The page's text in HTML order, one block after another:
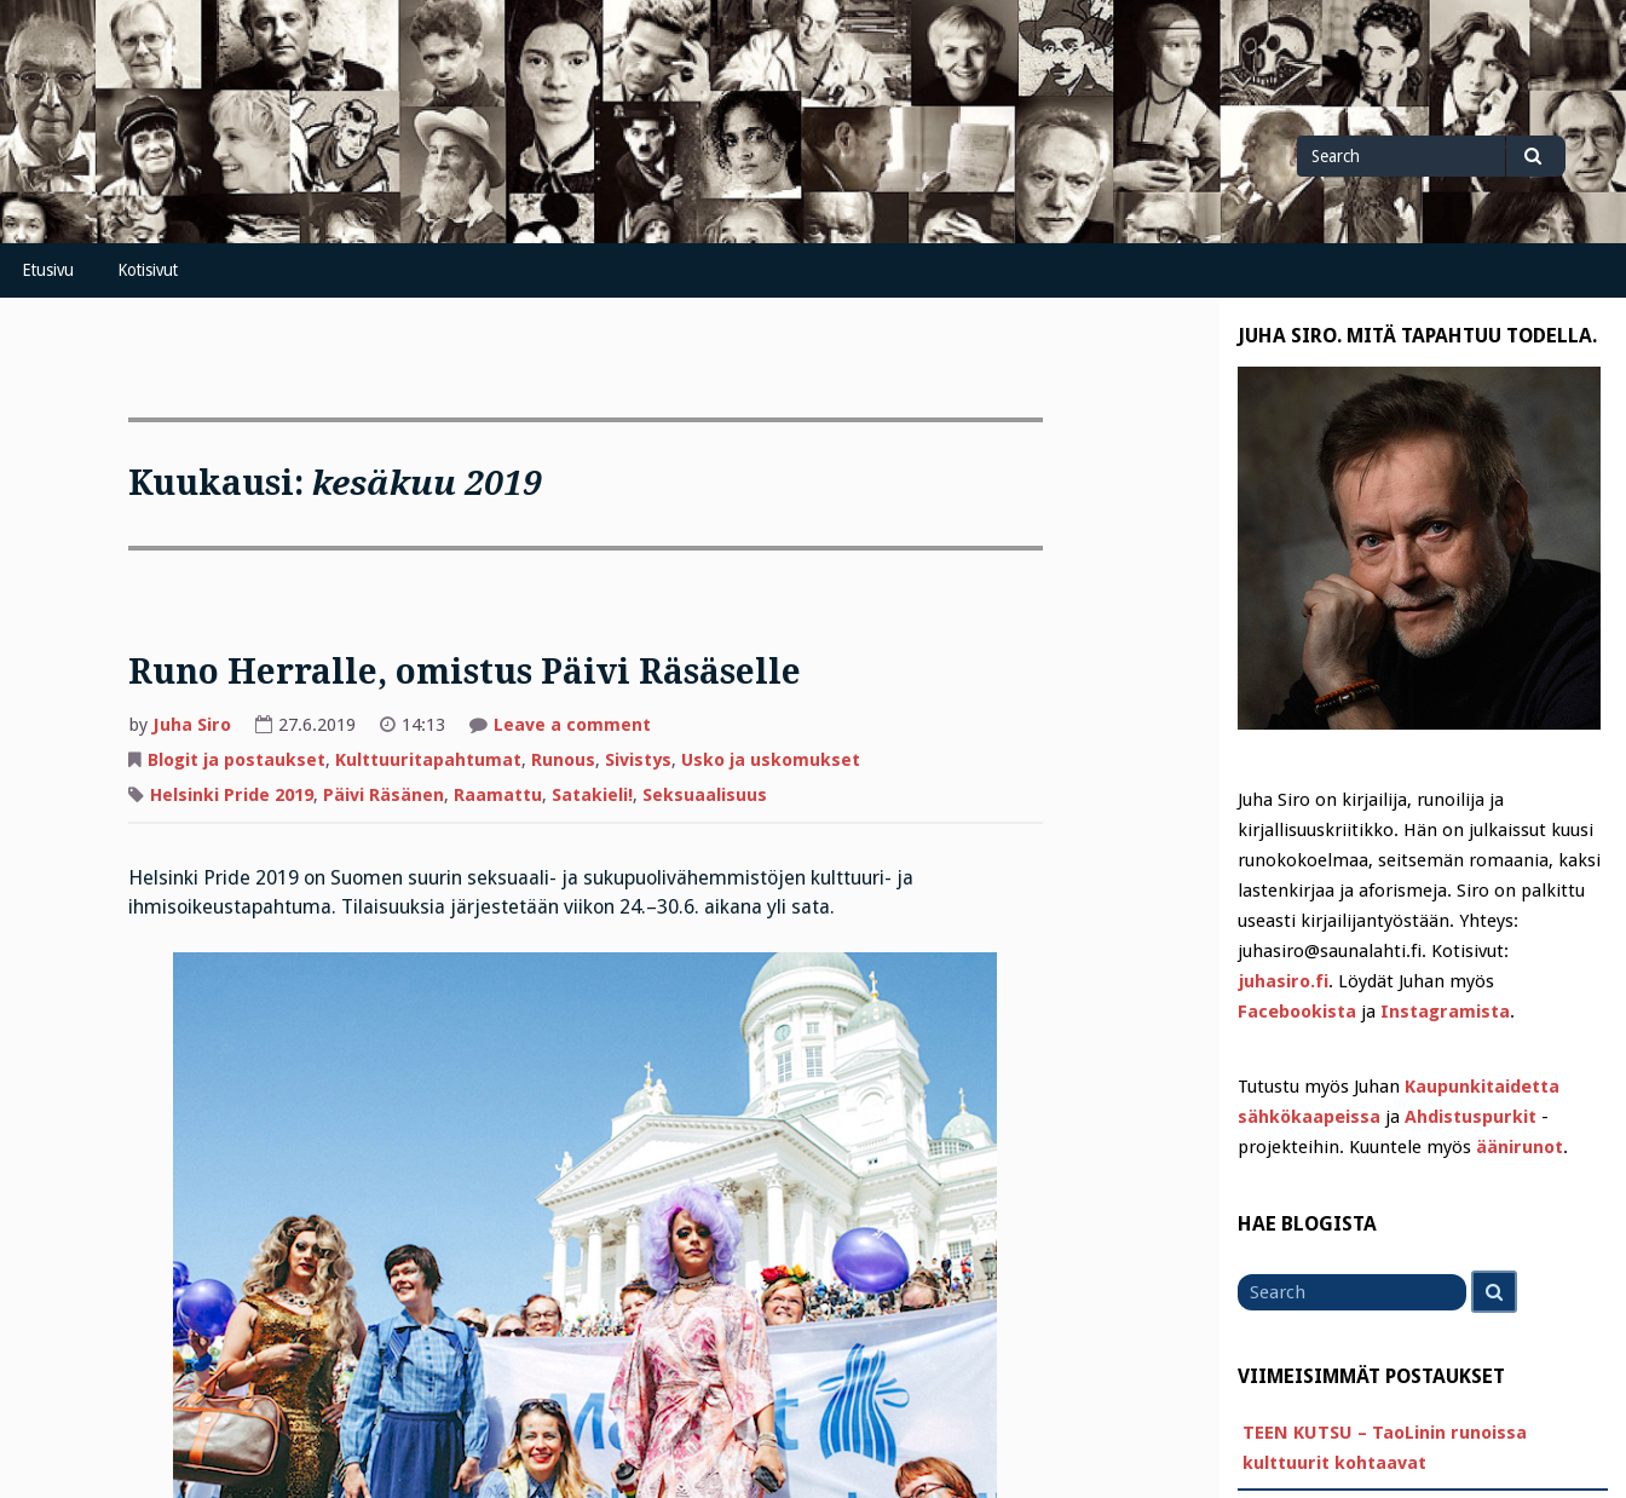
Skip
to
content
Search
for
Search
Etusivu Kotisivut
Kuukausi: kesäkuu 2019
Runo Herralle, omistus Päivi Räsäselle
by Juha Siro 27.6.2019 14:13 Leave a commenton
Herralle,
omistus
Päivi
Räsäselle
Blogit ja postaukset, Kulttuuritapahtumat, Runous, Sivistys, Usko ja uskomukset
Helsinki Pride 2019, Päivi Räsänen, Raamattu, Satakieli!, Seksuaalisuus
Helsinki Pride 2019 on Suomen suurin seksuaali- ja sukupuolivähemmistöjen kulttuuri- ja
ihmisoikeustapahtuma. Tilaisuuksia järjestetään viikon 24.–30.6. aikana yli sata.
JUHA SIRO. MITÄ TAPAHTUU TODELLA.
Juha Siro on kirjailija, runoilija ja
kirjallisuuskriitikko. Hän on julkaissut kuusi
runokokoelmaa, seitsemän romaania, kaksi
lastenkirjaa ja aforismeja. Siro on palkittu
useasti kirjailijantyöstään. Yhteys:
juhasiro@saunalahti.fi. Kotisivut:
juhasiro.fi. Löydät Juhan myös
Facebookista ja Instagramista.
Tutustu myös Juhan Kaupunkitaidetta
sähkökaapeissa ja Ahdistuspurkit -
projekteihin. Kuuntele myös äänirunot.
HAE BLOGISTA
for
VIIMEISIMMÄT POSTAUKSET
TEEN KUTSU – TaoLinin runoissa
kulttuurit kohtaavat